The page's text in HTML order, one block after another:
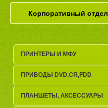
Корпоративный отдел
ПРИНТЕРЫ И МФУ
ПРИВОДЫ DVD,CR,FDD
ПЛАНШЕТЫ, АКСЕСCУАРЫ